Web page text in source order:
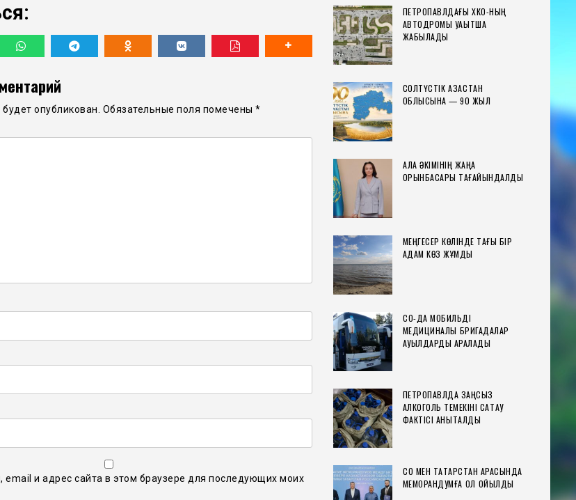
опубликован. Обязательные поля помечены *
email и адрес сайта в этом браузере для последующих моих
ПЕТРОПАВЛДАҒЫ ХҚКО-НЫҢ
АВТОДРОМЫ УАҚЫТША
ЖАБЫЛАДЫ
СОЛТҮСТІК ҚАЗАҚСТАН
ОБЛЫСЫНА — 90 ЖЫЛ
ҚАЛА ӘКІМІНІҢ ЖАҢА
ОРЫНБАСАРЫ ТАҒАЙЫНДАЛДЫ
МЕҢГЕСЕР КӨЛІНДЕ ТАҒЫ БІР
АДАМ КӨЗ ЖҰМДЫ
СҚО-ДА МОБИЛЬДІ
МЕДИЦИНАЛЫҚ БРИГАДАЛАР
АУЫЛДАРДЫ АРАЛАДЫ
ПЕТРОПАВЛДА ЗАҢСЫЗ
АЛКОГОЛЬ ТЕМЕКІНІ САҚТАУ
ФАКТІСІ АНЫҚТАЛДЫ
СҚО МЕН ТАТАРСТАН АРАСЫНДА
МЕМОРАНДУМҒА ҚОЛ ҚОЙЫЛДЫ